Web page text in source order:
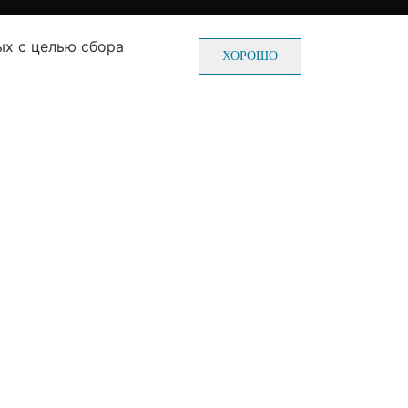
70-22
Пн-Пт: с 10-00 до 20-00
с целью сбора
ХОРОШО